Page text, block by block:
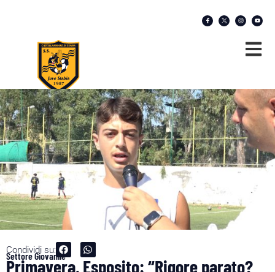
Condividi su:
Settore Giovanile
Primavera, Esposito: “Rigore parato?